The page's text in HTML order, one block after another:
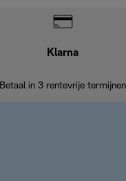
Klarna
Betaal in 3 rentevrije termijnen